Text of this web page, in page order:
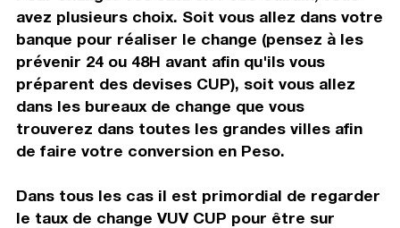
avez plusieurs choix. Soit vous allez dans votre
banque pour réaliser le change (pensez à les
prévenir 24 ou 48H avant afin qu'ils vous
préparent des devises CUP), soit vous allez
dans les bureaux de change que vous
trouverez dans toutes les grandes villes afin
de faire votre conversion en Peso.
Dans tous les cas il est primordial de regarder
le taux de change VUV CUP pour être sur